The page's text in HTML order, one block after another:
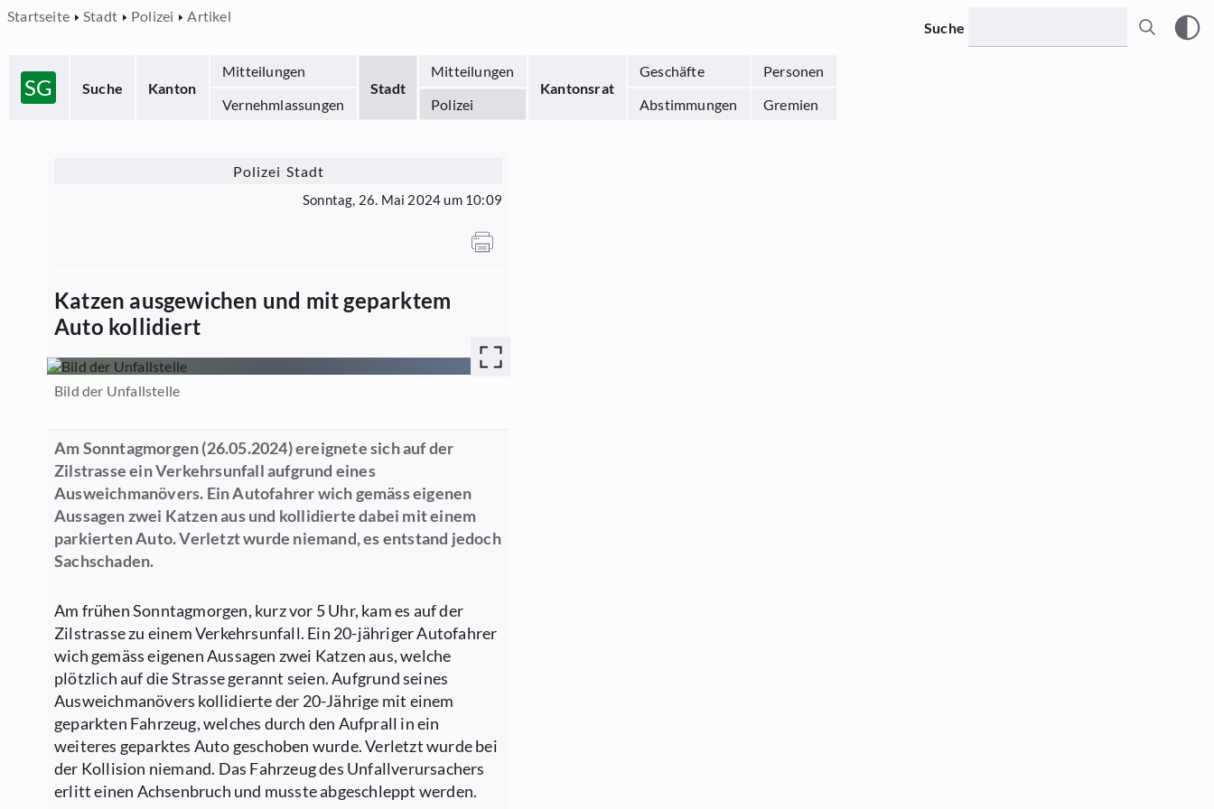
Startseite Stadt Polizei Artikel
SG Suche Kanton
Mitteilungen
Stadt
Mitteilungen
Kantonsrat
Geschäfte
Personen
Vernehmlassungen
Polizei Abstimmungen Gremien
Suche
Polizei Stadt
Sonntag, 26. Mai 2024 um 10:09
Katzen ausgewichen und mit geparktem
Auto kollidiert
Bild der Unfallstelle
Am Sonntagmorgen (26.05.2024) ereignete sich auf der
Zilstrasse ein Verkehrsunfall aufgrund eines
Ausweichmanövers. Ein Autofahrer wich gemäss eigenen
Aussagen zwei Katzen aus und kollidierte dabei mit einem
parkierten Auto. Verletzt wurde niemand, es entstand jedoch
Sachschaden.
Am frühen Sonntagmorgen, kurz vor 5 Uhr, kam es auf der
Zilstrasse zu einem Verkehrsunfall. Ein 20-jähriger Autofahrer
wich gemäss eigenen Aussagen zwei Katzen aus, welche
plötzlich auf die Strasse gerannt seien. Aufgrund seines
Ausweichmanövers kollidierte der 20-Jährige mit einem
geparkten Fahrzeug, welches durch den Aufprall in ein
weiteres geparktes Auto geschoben wurde. Verletzt wurde bei
der Kollision niemand. Das Fahrzeug des Unfallverursachers
erlitt einen Achsenbruch und musste abgeschleppt werden.